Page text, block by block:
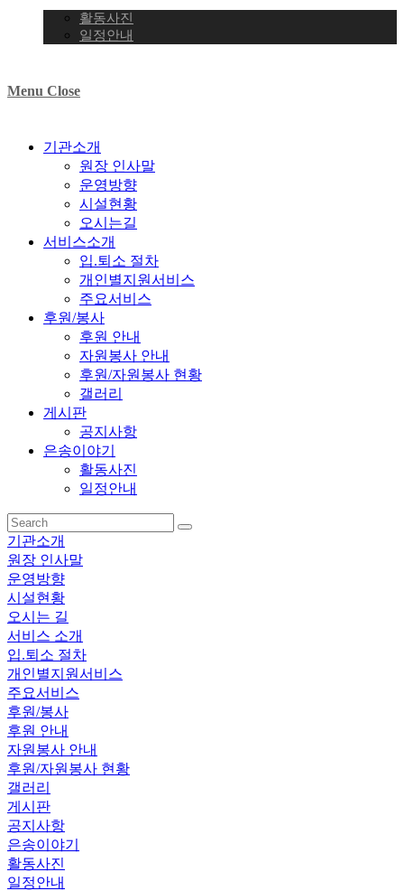
활동사진
일정안내
Menu Close
기관소개
원장 인사말
운영방향
시설현황
오시는길
서비스소개
입.퇴소 절차
개인별지원서비스
주요서비스
후원/봉사
후원 안내
자원봉사 안내
후원/자원봉사 현황
갤러리
게시판
공지사항
은송이야기
활동사진
일정안내
기관소개
원장 인사말
운영방향
시설현황
오시는 길
서비스 소개
입.퇴소 절차
개인별지원서비스
주요서비스
후원/봉사
후원 안내
자원봉사 안내
후원/자원봉사 현황
갤러리
게시판
공지사항
은송이야기
활동사진
일정안내